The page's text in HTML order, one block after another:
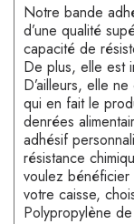
Notre bande
d’une qualité
capacité de
De plus, elle est
D’ailleurs, elle
qui en fait le
denrées
adhésif
résistance
voulez
votre caisse,
Polypropylène